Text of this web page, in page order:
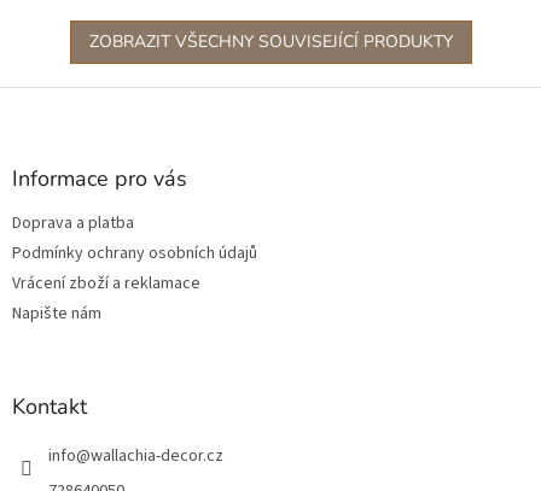
ZOBRAZIT VŠECHNY SOUVISEJÍCÍ PRODUKTY
Z
Informace pro vás
Doprava a platba
Podmínky ochrany osobních údajů
Vrácení zboží a reklamace
Napište nám
Kontakt
info@wallachia-decor.cz